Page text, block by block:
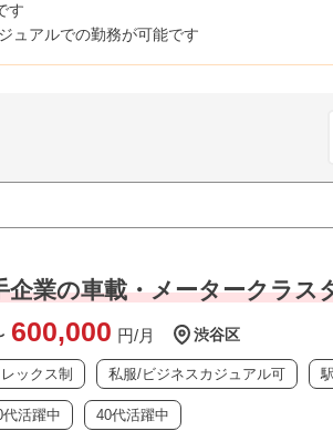
す
ュアルでの勤務が可能です
企業の車載・メータークラス
600,000 円/月 渋谷区
ックス制 私服/ビジネスカジュアル可
代活躍中 40代活躍中